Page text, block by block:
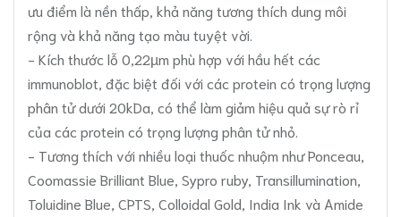
ưu điểm là nền thấp, khả năng tương thích dung môi
rộng và khả năng tạo màu tuyệt vời.
- Kích thước lỗ 0,22µm phù hợp với hầu hết các
immunoblot, đặc biệt đối với các protein có trọng lượng
phân tử dưới 20kDa, có thể làm giảm hiệu quả sự rò rỉ
của các protein có trọng lượng phân tử nhỏ.
- Tương thích với nhiều loại thuốc nhuộm như Ponceau,
Coomassie Brilliant Blue, Sypro ruby, Transillumination,
Toluidine Blue, CPTS, Colloidal Gold, India Ink và Amide